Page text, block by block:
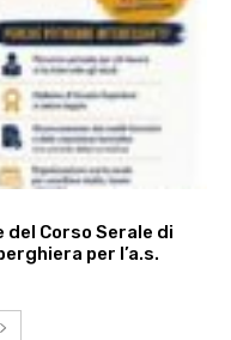
Corso Serale di
per l’a.s.